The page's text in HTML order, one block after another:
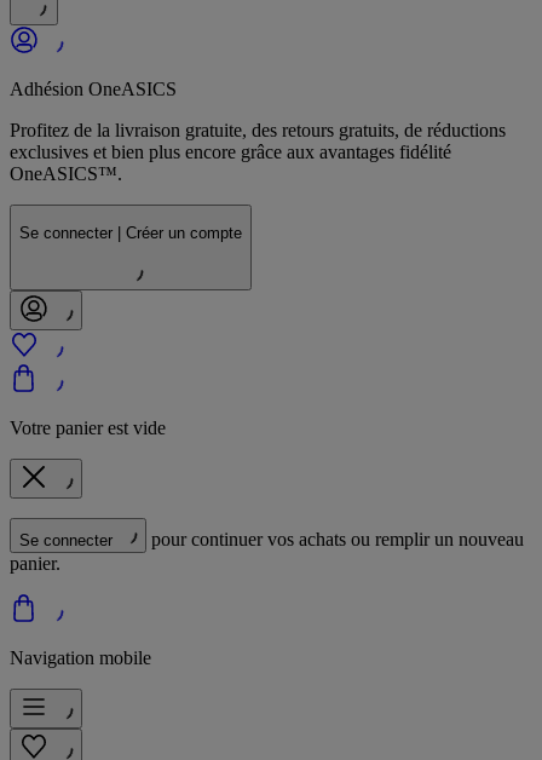
Adhésion OneASICS
Profitez de la livraison gratuite, des retours gratuits, de réductions
exclusives et bien plus encore grâce aux avantages fidélité
OneASICS™.
Se connecter | Créer un compte
Votre panier est vide
Se connecter
pour continuer vos achats ou remplir un nouveau
panier.
Navigation mobile